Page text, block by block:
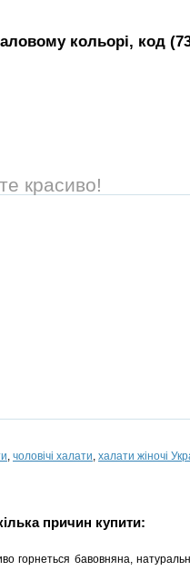
кольорі, код
красиво!
, чоловічі халати, халати жіночі
причин купити:
горнеться бавовняна,